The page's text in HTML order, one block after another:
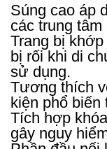
Súng cao áp
các trung
Trang bị
bị rối khi di
sử dụng.
Tương thích
kiện phổ
Tích hợp
gây nguy